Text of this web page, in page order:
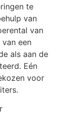
te
van
van
een
als aan de
Eén
voor